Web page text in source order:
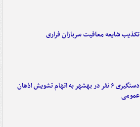
تکذیب شایعه معافیت سربازان فراری
دستگیری ۶ نفر در بهشهر به اتهام تشویش اذهان
عمومی